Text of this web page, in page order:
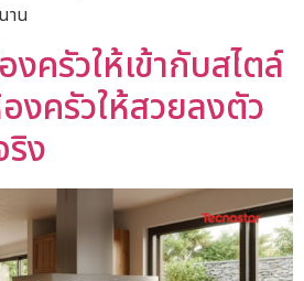
าน
งครัวให้เข้ากับสไตล์
งครัวให้สวยลงตัว
ริง